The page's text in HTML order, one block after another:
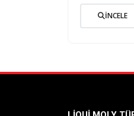
İNCELE